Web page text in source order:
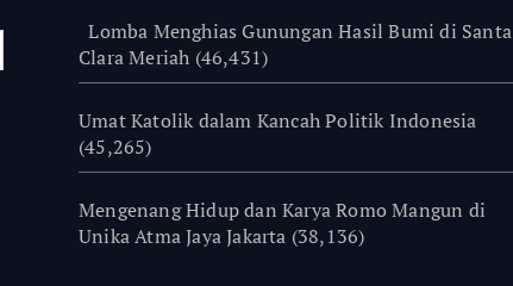
Lomba Menghias Gunungan Hasil Bumi di Santa
Clara Meriah (46,431)
Umat Katolik dalam Kancah Politik Indonesia
(45,265)
Mengenang Hidup dan Karya Romo Mangun di
Unika Atma Jaya Jakarta (38,136)